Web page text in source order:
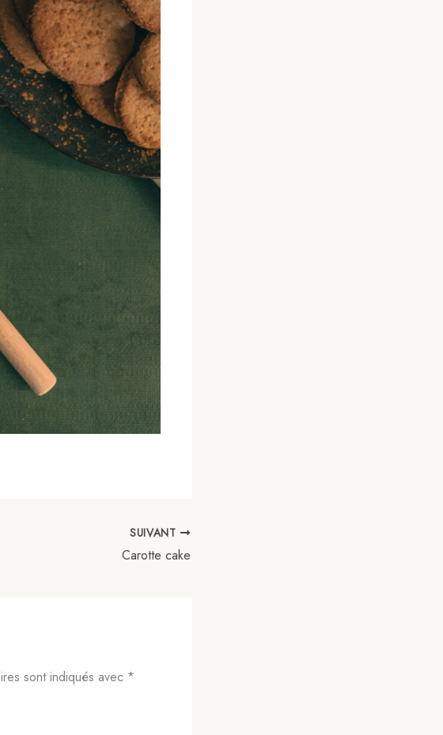
SUIVANT
Carotte cake
sont indiqués avec *